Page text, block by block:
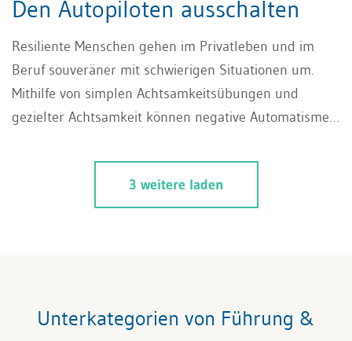
Den Autopiloten ausschalten
Resiliente Menschen gehen im Privatleben und im
Beruf souveräner mit schwierigen Situationen um.
Mithilfe von simplen Achtsamkeitsübungen und
gezielter Achtsamkeit können negative Automatismen
Alltag bewusster gestaltet werden.
3 weitere laden
Unterkategorien von Führung &